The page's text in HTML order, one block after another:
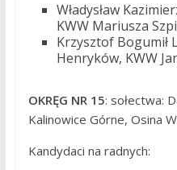
Władysław
KWW Mariusza
Krzysztof Bogumił
Henryków, KWW
OKRĘG NR 15: sołectwa:
Kalinowice Górne, Osina
Kandydaci na radnych: